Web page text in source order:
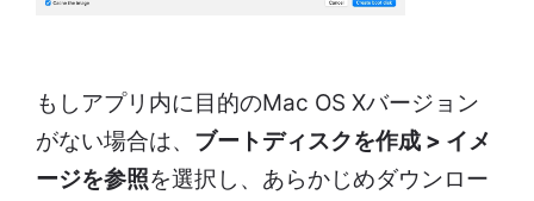
もしアプリ内に目的のMac OS Xバージョン
がない場合は、 ブートディスクを作成 > イメ
ージを参照を選択し、あらかじめダウンロー